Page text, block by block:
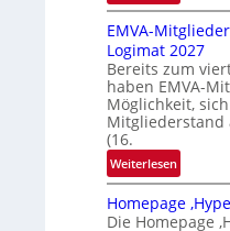
P
r
o
b
l
e
f
a
l
l
EMVA-
Logimat 2027
Bereits zum
haben EMVA-
Möglichkeit,
Mitgliederstand
(16.
Weiterlesen:
E
M
V
Homepage
Die Homepage